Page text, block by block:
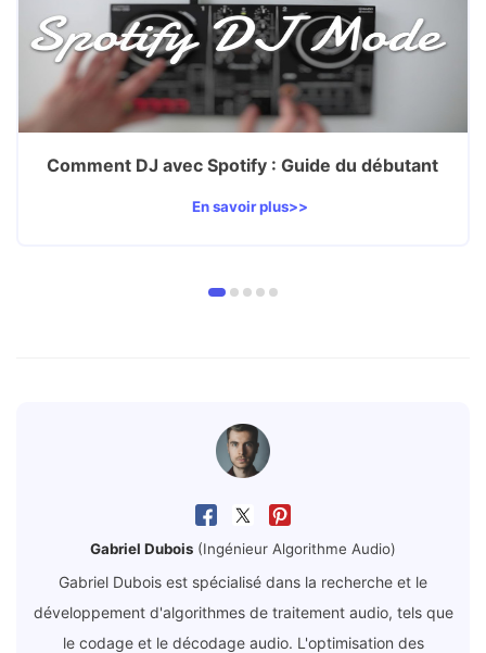
Comment DJ avec Spotify : Guide du débutant
En savoir plus>>
Gabriel Dubois (Ingénieur Algorithme Audio)
Gabriel Dubois est spécialisé dans la recherche et le
développement d'algorithmes de traitement audio, tels que
le codage et le décodage audio. L'optimisation des